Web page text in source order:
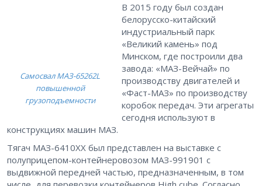
Самосвал МАЗ-65262L
повышенной
грузоподъемности
В 2015 году был создан
белорусско-китайский
индустриальный парк
«Великий камень» под
Минском, где построили два
завода: «МАЗ-Вейчай» по
производству двигателей и
«Фаст-МАЗ» по производству
коробок передач. Эти агрегаты
сегодня используют в
конструкциях машин МАЗ.
Тягач МАЗ-6410ХХ был представлен на выставке с
полуприцепом-контейнеровозом МАЗ-991901 с
выдвижной передней частью, предназначенным, в том